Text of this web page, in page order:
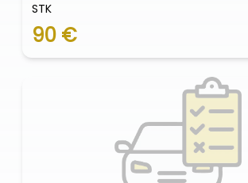
STK
90 €